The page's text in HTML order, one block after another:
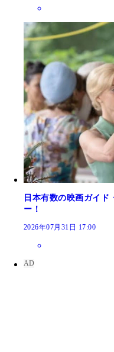
日本有数の映画ガイド
ー！
2026年07月31日 17:00